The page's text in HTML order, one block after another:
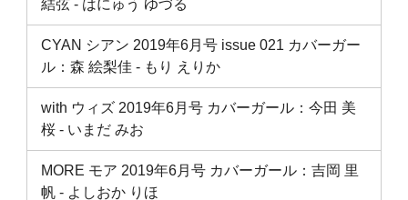
結弦 ‐ はにゅう ゆづる
CYAN シアン 2019年6月号 issue 021 カバーガー
ル：森 絵梨佳 ‐ もり えりか
with ウィズ 2019年6月号 カバーガール：今田 美
桜 ‐ いまだ みお
MORE モア 2019年6月号 カバーガール：吉岡 里
帆 ‐ よしおか りほ